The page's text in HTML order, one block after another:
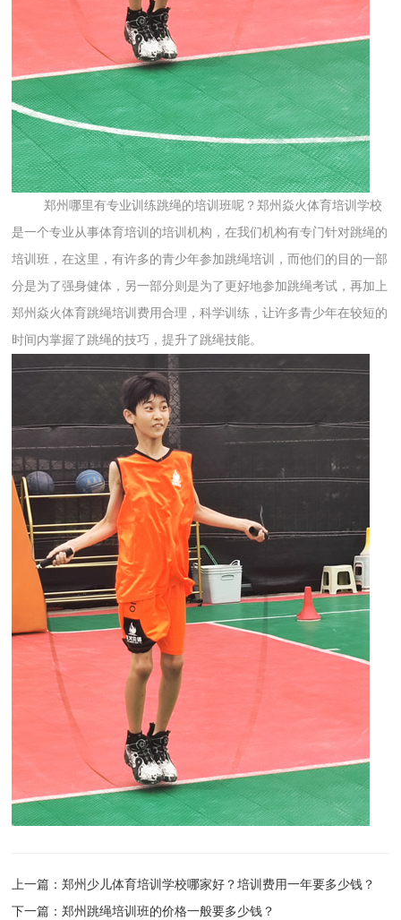
郑州哪里有专业训练跳绳的培训班呢？郑州焱火体育培训学校
是一个专业从事体育培训的培训机构，在我们机构有专门针对跳绳的
培训班，在这里，有许多的青少年参加跳绳培训，而他们的目的一部
分是为了强身健体，另一部分则是为了更好地参加跳绳考试，再加上
郑州焱火体育跳绳培训费用合理，科学训练，让许多青少年在较短的
时间内掌握了跳绳的技巧，提升了跳绳技能。
上一篇：郑州少儿体育培训学校哪家好？培训费用一年要多少钱？
下一篇：郑州跳绳培训班的价格一般要多少钱？